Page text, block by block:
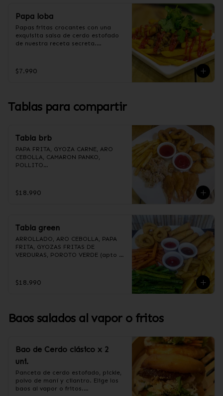
Papa loba
Papas fritas crocantes con una
exquisita salsa de cerdo estofado
de nuestra receta secreta.
Ingredientes salsa Loba:
moreno, miel y condimento 5
sabores (naranja, canela, anís,
$7.990
Tablas para compartir
Tabla brb
PAPA FRITA, GYOZA CARNE, ARO
CEBOLLA, CAMARON PANKO,
POLLITO
que indica en esta descripción.)
$18.990
Tabla green
ARROLLADO, ARO CEBOLLA, PAPA
FRITA, GYOZAS FRITAS DE
VERDURAS, POROTO VERDE (apto
las opciones disponibles según lo
que indica en esta descripción.)
$18.990
Baos salados al vapor o fritos
Bao de Cerdo clásico x 2
uni.
Panceta de cerdo estofado, pickle,
polvo de maní y cilantro. Elige los
baos al vapor o fritos.